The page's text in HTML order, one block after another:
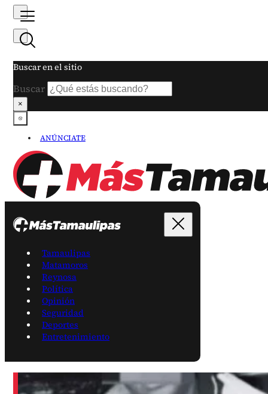
Buscar en el sitio
Buscar
×
ANÚNCIATE
Tamaulipas
Matamoros
Reynosa
Política
Opinión
Seguridad
Deportes
Entretenimiento